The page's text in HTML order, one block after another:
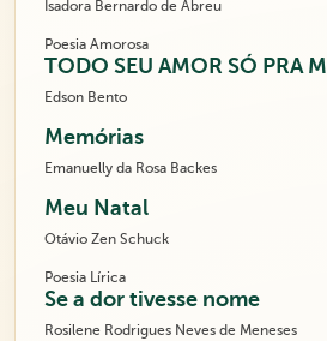
Isadora Bernardo de Abreu
Poesia Amorosa
TODO SEU AMOR SÓ PRA
Edson Bento
Memórias
Emanuelly da Rosa Backes
Meu Natal
Otávio Zen Schuck
Poesia Lírica
Se a dor tivesse nome
Rosilene Rodrigues Neves de Meneses